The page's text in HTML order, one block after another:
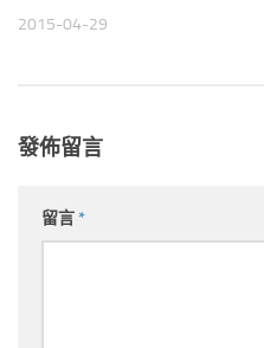
2015-04-29
發佈留言
留言*